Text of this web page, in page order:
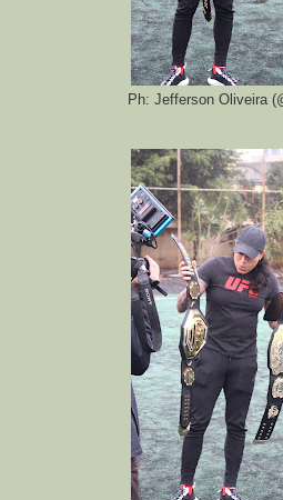
Ph: Jefferson Oliveira